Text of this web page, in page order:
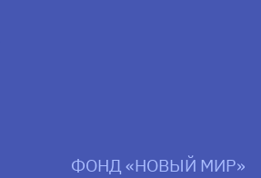
ФОНД «НОВЫЙ МИР»